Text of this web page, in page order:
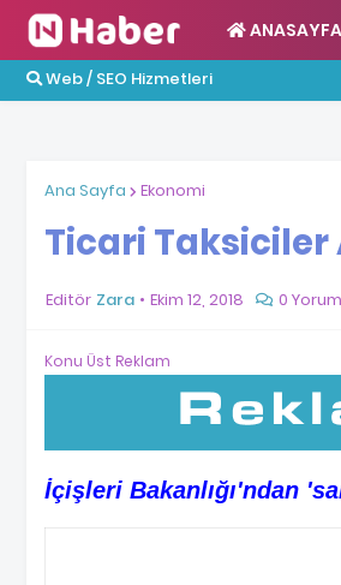
ANASAYFA
Web / SEO Hizmetleri
Ana Sayfa Ekonomi
Ticari Taksiciler
Editör Zara Ekim 12, 2018 0
Konu Üst Reklam
İçişleri Bakanlığı'ndan